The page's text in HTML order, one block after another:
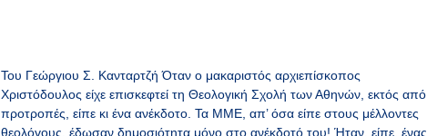
Του Γεώργιου Σ. Κανταρτζή Όταν ο μακαριστός αρχιεπίσκοπος
Χριστόδουλος είχε επισκεφτεί τη Θεολογική Σχολή των Αθηνών, εκτός από
προτροπές, είπε κι ένα ανέκδοτο. Τα ΜΜΕ, απ’ όσα είπε στους μέλλοντες
θεολόγους, έδωσαν δημοσιότητα μόνο στο ανέκδοτό του! Ήταν, είπε, ένας